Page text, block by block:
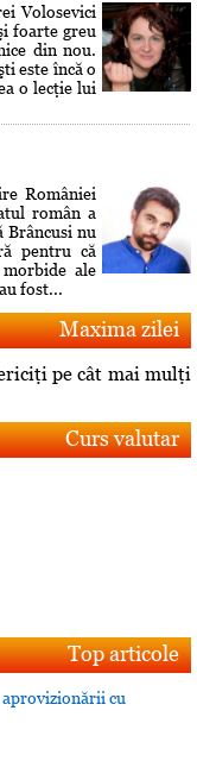
Volosevici
foarte greu
din nou.
este încă o
o lecţie lui
României
român a
Brâncusi nu
pentru că
ale
fost...
Maxima zilei
pe cât mai mulţi
Curs valutar
Top articole
aprovizionării cu